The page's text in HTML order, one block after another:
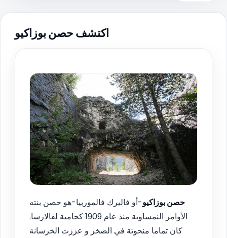
اكتشف حصن بوزاكيو
حصن بوزاكيو-أو فاليرك فالموربيا-هو حصن بنته
الأوامر النمساوية منذ عام 1909 كحامية لفالارسا.
كان تماما منحوتة في الصخر و عززت الخرسانة